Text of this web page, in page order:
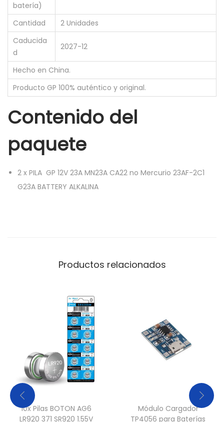
batería)
Cantidad
2 Unidades
Caducida
d
2027-12
Hecho en China.
Producto GP 100% auténtico y original.
Contenido del
paquete
2 x PILA GP 12V 23A MN23A CA22 no Mercurio 23AF-2C1
G23A BATTERY ALKALINA
Productos relacionados
10x Pilas BOTON AG6
LR920 371 SR920 1.55V
Módulo Cargador
TP4056 para Baterías